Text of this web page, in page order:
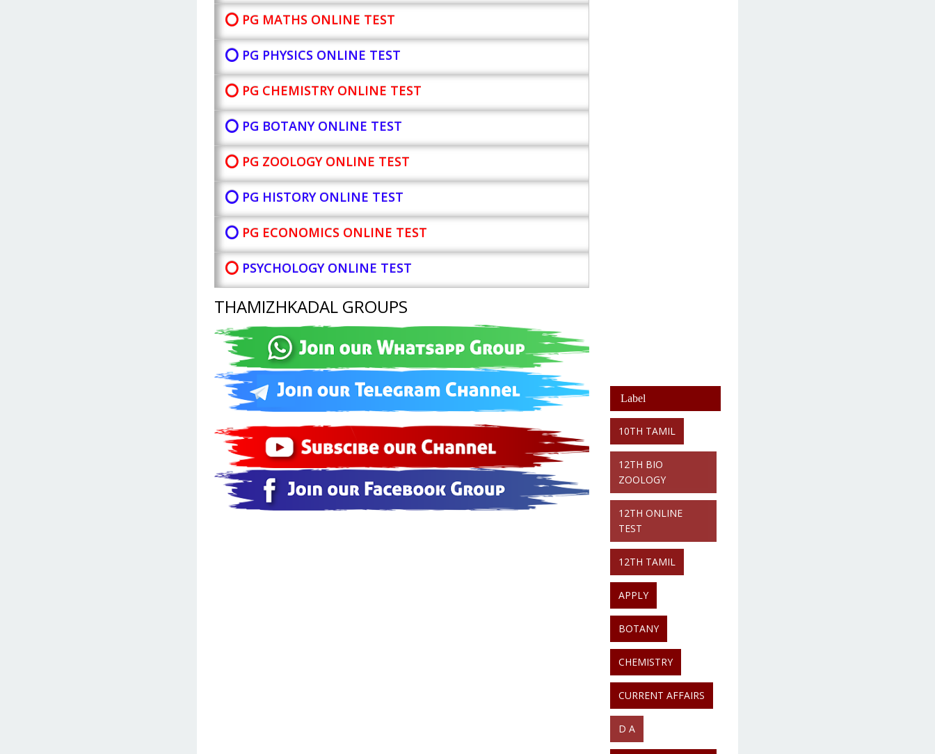
⭕ PG MATHS ONLINE TEST
⭕ PG PHYSICS ONLINE TEST
⭕ PG CHEMISTRY ONLINE TEST
⭕ PG BOTANYONLINE TEST
⭕ PG ZOOLOGY ONLINE TEST
⭕ PG HISTORY ONLINE TEST
⭕ PG ECONOMICS ONLINE TEST
⭕ PSYCHOLOGY ONLINE TEST
THAMIZHKADAL GROUPS
Label
10TH TAMIL
12TH BIO
ZOOLOGY
12TH ONLINE
TEST
12TH TAMIL
APPLY
BOTANY
CHEMISTRY
CURRENT AFFAIRS
D A